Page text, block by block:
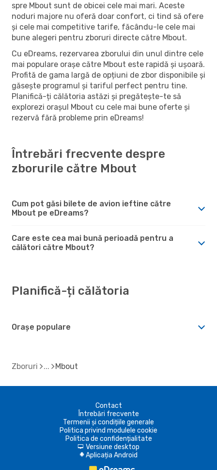
spre Mbout sunt de obicei cele mai mari. Aceste
noduri majore nu oferă doar confort, ci tind să ofere
și cele mai competitive tarife, făcându-le cele mai
bune alegeri pentru zboruri directe către Mbout.
Cu eDreams, rezervarea zborului din unul dintre cele
mai populare orașe către Mbout este rapidă și ușoară.
Profită de gama largă de opțiuni de zbor disponibile și
găsește programul și tariful perfect pentru tine.
Planifică-ți călătoria astăzi și pregătește-te să
explorezi orașul Mbout cu cele mai bune oferte și
rezervă fără probleme prin eDreams!
Întrebări frecvente despre
zborurile către Mbout
Cum pot găsi bilete de avion ieftine către
Mbout pe eDreams?
Care este cea mai bună perioadă pentru a
călători către Mbout?
Planifică-ți călătoria
Orașe populare
Zboruri Mbout
Contact
Întrebări frecvente
Termenii și condițiile generale
Politica privind modulele cookie
Politica de confidențialitate
d Versiune desktop
A Aplicația Android